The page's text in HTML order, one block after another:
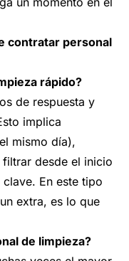
contratar personal
rápido?
de respuesta y
implica
mismo día),
desde el inicio
En este tipo
extra, es lo que
de limpieza?